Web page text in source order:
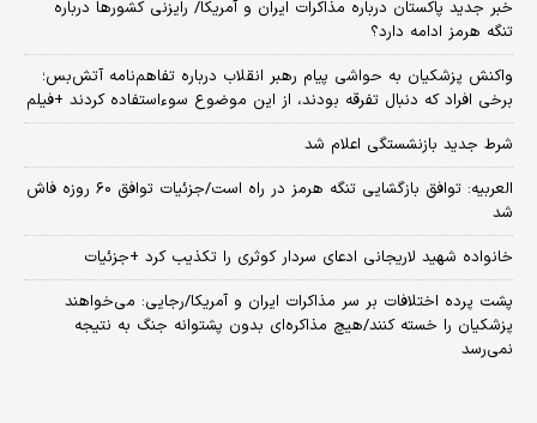
خبر جدید پاکستان درباره مذاکرات ایران و آمریکا/ رایزنی کشورها درباره
تنگه هرمز ادامه دارد؟
واکنش پزشکیان به حواشی پیام رهبر انقلاب درباره تفاهم‌نامه آتش‌بس؛
برخی افراد که دنبال تفرقه بودند، از این موضوع سوءاستفاده کردند +فیلم
شرط جدید بازنشستگی اعلام شد
العربیه: توافق بازگشایی تنگه هرمز در راه است/جزئیات توافق ۶۰ روزه فاش
شد
خانواده شهید لاریجانی ادعای سردار کوثری را تکذیب کرد +جزئیات
پشت پرده اختلافات بر سر مذاکرات ایران و آمریکا/رجایی: می‌خواهند
پزشکیان را خسته کنند/هیچ مذاکره‌ای بدون پشتوانه جنگ به نتیجه
نمی‌رسد